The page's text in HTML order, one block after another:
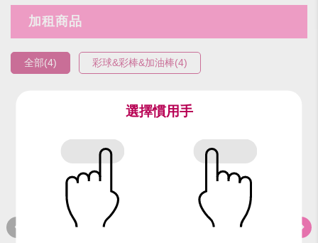
加租商品
全部(4) 彩球&彩棒&加油棒(4)
編號：9314
金彩棒/支
編號：9315
銀彩棒/支
選擇慣用手